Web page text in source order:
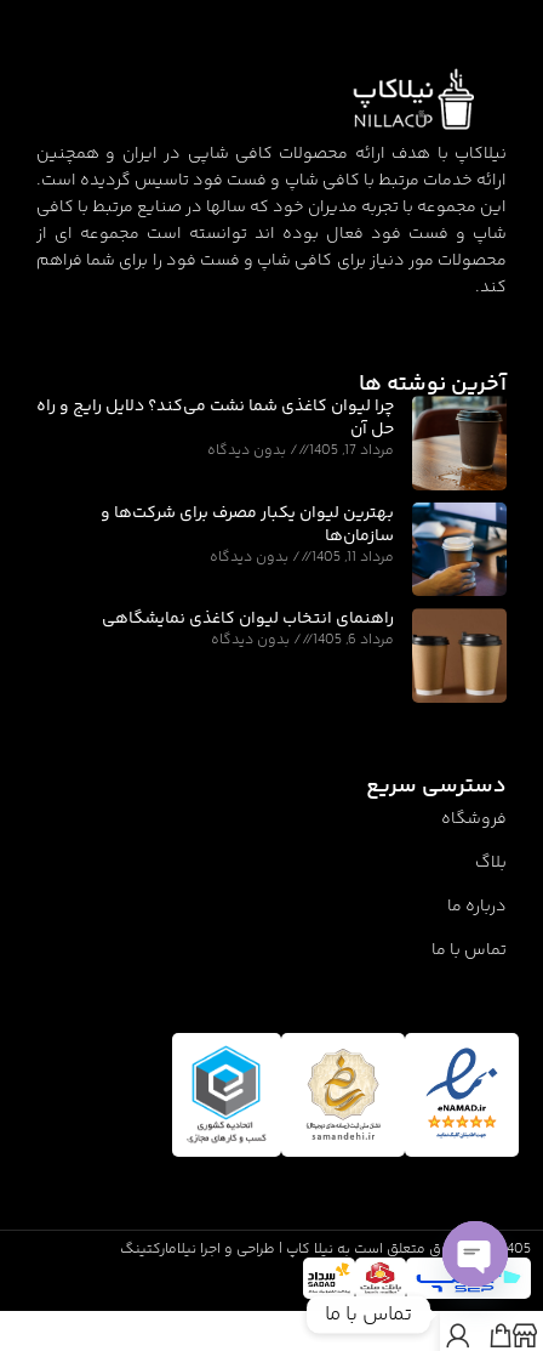
نیلاکاپ با هدف ارائه محصولات کافی شاپی در ایران و همچنین
ارائه خدمات مرتبط با کافی شاپ و فست فود تاسیس گردیده است.
این مجموعه با تجربه مدیران خود که سالها در صنایع مرتبط با کافی
شاپ و فست فود فعال بوده اند توانسته است مجموعه ای از
محصولات مور دنیاز برای کافی شاپ و فست فود را برای شما فراهم
کند.
آخرین نوشته ها
چرا لیوان کاغذی شما نشت می‌کند؟ دلایل رایج و راه
حل آن
مرداد 17, 1405 بدون دیدگاه
بهترین لیوان یکبار مصرف برای شرکت‌ها و
سازمان‌ها
مرداد 11, 1405 بدون دیدگاه
راهنمای انتخاب لیوان کاغذی نمایشگاهی
مرداد 6, 1405 بدون دیدگاه
دسترسی سریع
فروشگاه
بلاگ
درباره ما
تماس با ما
1405 تمام حقوق متعلق است به نیلا کاپ | طراحی و اجرا نیلامارکتینگ
تماس با ما
Open
chaty